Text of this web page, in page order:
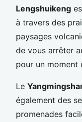
Lengshuikeng
à travers des
paysages
de vous arrêter
pour un moment
Le
également des
promenades